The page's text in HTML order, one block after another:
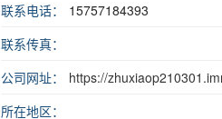
联系电话：
15757184393
联系传真：
公司网址：
https://
所在地区：